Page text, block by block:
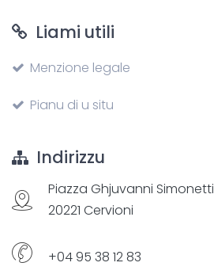
Liami utili
Menzione legale
Pianu di u situ
Indirizzu
Piazza Ghjuvanni Simonetti
20221 Cervioni
+04 95 38 12 83